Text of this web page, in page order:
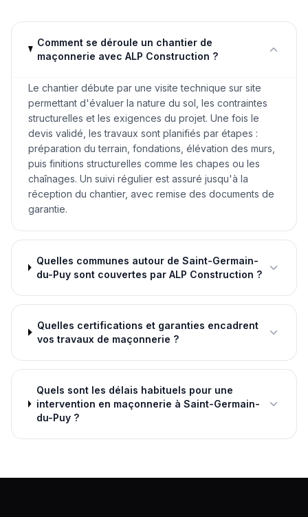
Comment se déroule un chantier de
maçonnerie avec ALP Construction ?
Le chantier débute par une visite technique sur site
permettant d'évaluer la nature du sol, les contraintes
structurelles et les exigences du projet. Une fois le
devis validé, les travaux sont planifiés par étapes :
préparation du terrain, fondations, élévation des murs,
puis finitions structurelles comme les chapes ou les
chaînages. Un suivi régulier est assuré jusqu'à la
réception du chantier, avec remise des documents de
garantie.
Quelles communes autour de Saint-Germain-
du-Puy sont couvertes par ALP Construction ?
Quelles certifications et garanties encadrent
vos travaux de maçonnerie ?
Quels sont les délais habituels pour une
intervention en maçonnerie à Saint-Germain-
du-Puy ?